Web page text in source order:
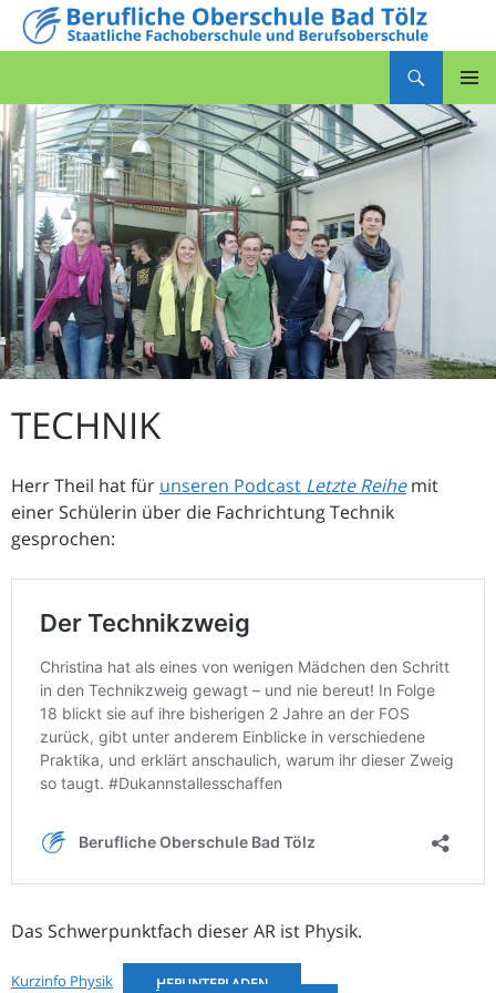
Zum
Inhalt
MENÜ
TECHNIK
Herr Theil hat für unseren Podcast Letzte Reihemit
einer Schülerin über die Fachrichtung Technik
gesprochen:
Das Schwerpunktfach dieser AR ist Physik.
Kurzinfo Physik HERUNTERLADEN